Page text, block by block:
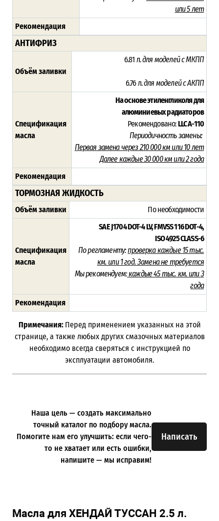
или 5 лет
Рекомендация
АНТИФРИЗ
Объём заливки
6.81 л.для моделей с МКПП
6.76 л.для моделей с АКПП
Спецификация
масла
На основе этиленгликоля для
алюминиевых радиаторов
Рекомендовано:LLC A-110
Периодичность замены:
Первая замена через 210 000 км или 10 лет
Далее каждые 30 000 км или 2 года
Рекомендация
ТОРМОЗНАЯ ЖИДКОСТЬ
Объём заливки По необходимости
Спецификация
масла
SAE J1704 DOT-4 LV,FMVSS 116 DOT-4,
ISO 4925 CLASS-6
По регламенту:проверка каждые 15 тыс.
км. или 1 год. Замена не требуется
Мы рекомендуем:каждые 45 тыс. км. или3
года
Рекомендация
Примечания: Перед применением указанных на этой
странице, а также любых других смазочных материалов
необходимо всегда сверяться с инструкцией по
эксплуатации автомобиля.
Написать
Наша цель — создать максимально
точный каталог по подбору масла.
Помогите нам его улучшить: если чего-
то не хватает или есть ошибки,
напишите — мы исправим!
Масла для ХЕНДАЙ ТУССАН 2.5 л.